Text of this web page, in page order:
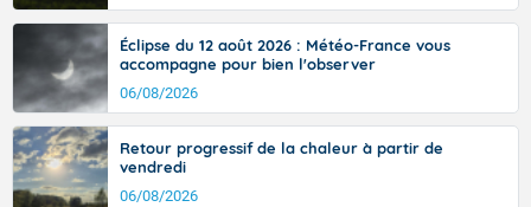
Éclipse du 12 août 2026 : Météo-France vous
accompagne pour bien l'observer
06/08/2026
Retour progressif de la chaleur à partir de
vendredi
06/08/2026